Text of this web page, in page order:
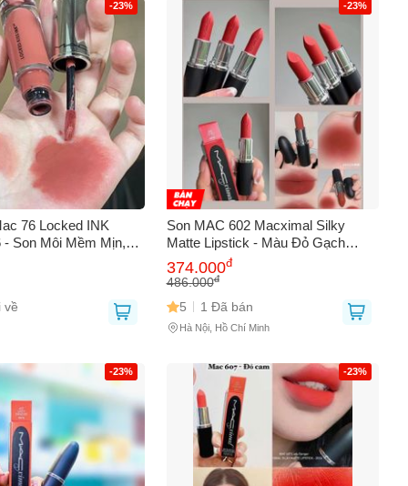
-23%
76 Locked INK
- Son Môi Mềm Mịn,
Màu Hồng Phớt
Phẩm Cao Cấp,
về
-23%
Son MAC 602 Macximal Silky
Matte Lipstick - Màu Đỏ Gạch
Sang Trọng, Lì Mềm Mại, Đẹp Tự
Nhiên, Mỹ Phẩm Cao Cấp
374.000đ
486.000đ
5 1 Đã bán
Hà Nội, Hồ Chí Minh
-23% -23%